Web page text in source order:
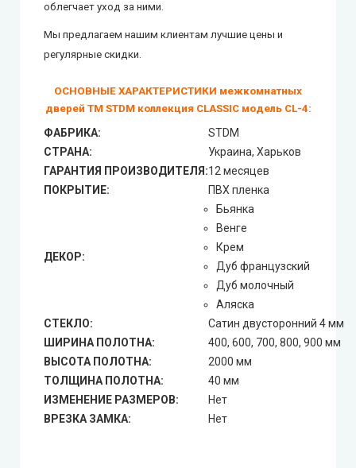
STDM
Gorgania (Горгания)
Verto (Верто)
EcoDoors (Экодорс)
облегчает уход за ними.
Мы предлагаем нашим клиентам лучшие цены и
регулярные скидки.
ОСНОВНЫЕ ХАРАКТЕРИСТИКИ межкомнатных
дверей ТМ STDM коллекция CLASSIC модель СL-4:
ФАБРИКА:
STDM
СТРАНА:
Украина, Харьков
ГАРАНТИЯ ПРОИЗВОДИТЕЛЯ:12 месяцев
ПОКРЫТИЕ:
ПВХ пленка
ДЕКОР:
Бьянка
Венге
Крем
Дуб французский
Дуб молочный
Аляска
СТЕКЛО:
Сатин двусторонний 4 мм
ШИРИНА ПОЛОТНА:
400, 600, 700, 800, 900 мм
ВЫСОТА ПОЛОТНА:
2000 мм
ТОЛЩИНА ПОЛОТНА:
40 мм
ИЗМЕНЕНИЕ РАЗМЕРОВ:
Нет
ВРЕЗКА ЗАМКА:
Нет